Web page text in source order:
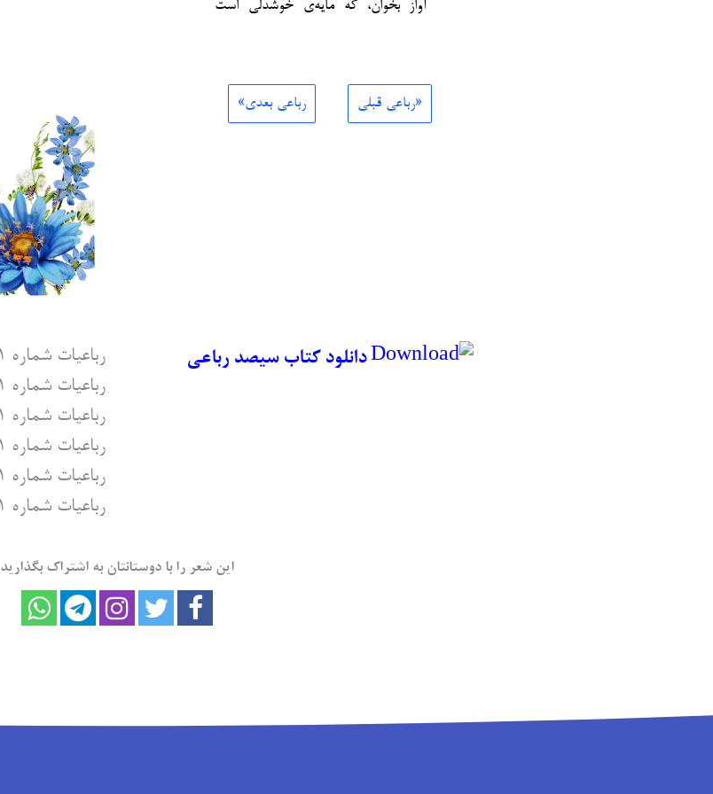
آواز بخوان، که مایه‌ی خوشدلی است
«رباعی قبلی رباعی بعدی»
رباعیات شماره ۱ تا ۵۰
رباعیات شماره ۵۱ تا ۱۰۰
رباعیات شماره ۱۰۱ تا ۱۵۰
رباعیات شماره ۱۵۱ تا ۲۰۰
رباعیات شماره ۲۰۱ تا ۲۵۰
رباعیات شماره ۲۵۱ تا ۳۰۰
دانلود کتاب سیصد رباعی
این شعر را با دوستانتان به اشتراک بگذارید